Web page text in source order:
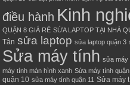
điều hành Kinh
QUẬN 8 GIÁ RẺ SỬA LAPTOP TẠI NHÀ
Tân sửa laptop sửa laptop quận 3
Sửa máy tính sửa máy
máy tính màn hình xanh Sửa máy tính
quận 10 sửa máy tính quận 11 Sửa máy